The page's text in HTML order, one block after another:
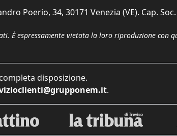
Poerio, 34, 30171 Venezia (VE). Cap. Soc.
È espressamente vietata la loro riproduzione con
disposizione.
.